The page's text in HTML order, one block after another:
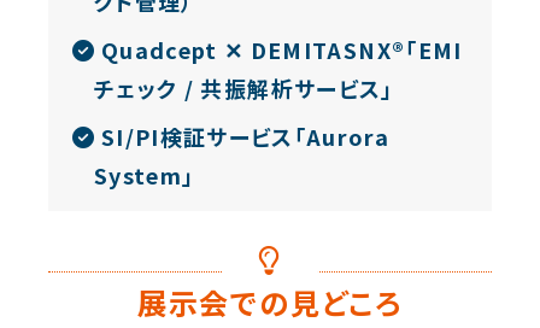
Quadcept ✕ DEMITASNX®「EMI
チェック / 共振解析サービス」
SI/PI検証サービス「Aurora
System」
展示会での見どころ